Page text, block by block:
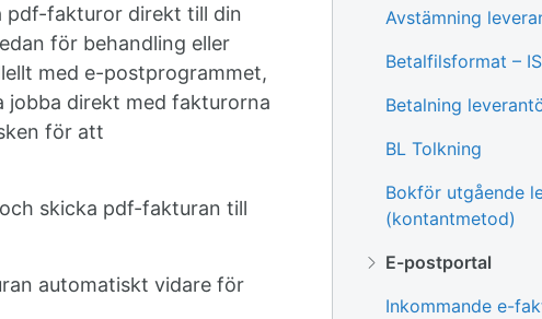
pdf-fakturor direkt till din
för behandling eller
med e-postprogrammet,
jobba direkt med fakturorna
för att
skicka pdf-fakturan till
automatiskt vidare för
Avstämning
Betalfilsformat –
Betalning
BL Tolkning
Bokför utgående
(kontantmetod)
E-postportal
Inkommande e-